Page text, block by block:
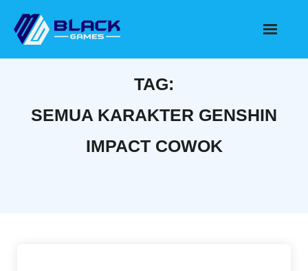
content
TAG:
SEMUA KARAKTER GENSHIN
IMPACT COWOK